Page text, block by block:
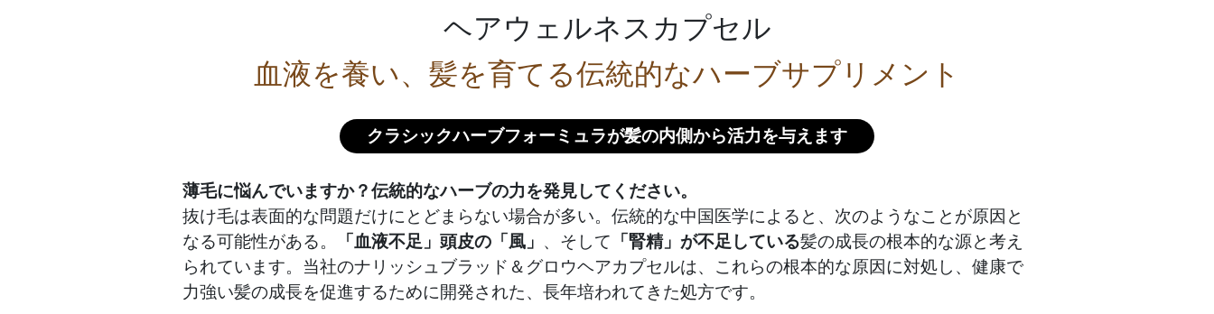
ヘアウェルネスカプセル
血液を養い、髪を育てる伝統的なハーブサプリメント
クラシックハーブフォーミュラが髪の内側から活力を与えます
薄毛に悩んでいますか？伝統的なハーブの力を発見してください。
抜け毛は表面的な問題だけにとどまらない場合が多い。伝統的な中国医学によると、次のようなことが原因と
なる可能性がある。
「血液不足」 頭皮の「風」 、そして 「腎精」が不足している髪の成長の根本的な源と考え
られています。当社のナリッシュブラッド＆グロウヘアカプセルは、これらの根本的な原因に対処し、健康で
力強い髪の成長を促進するために開発された、長年培われてきた処方です。